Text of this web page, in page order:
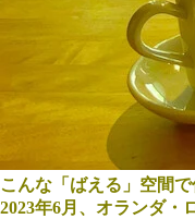
こんな「ばえる」空間
2023年6月、オランダ・